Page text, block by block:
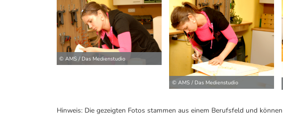
© AMS / Das Medienstudio
© AMS / Das Medienstudio
Hinweis: Die gezeigten Fotos stammen aus einem Berufsfeld und